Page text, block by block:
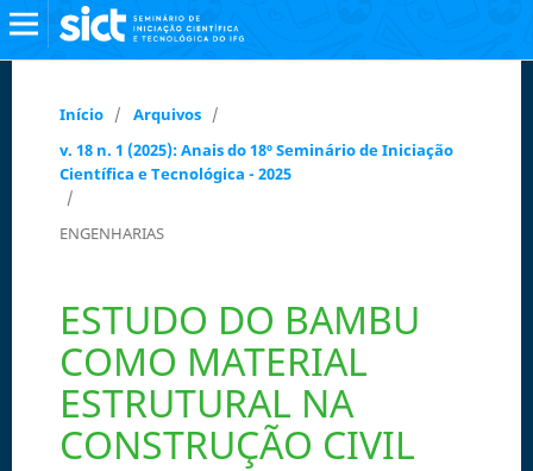
Início / Arquivos /
v. 18 n. 1 (2025): Anais do 18º Seminário de Iniciação
Científica e Tecnológica - 2025
/
ENGENHARIAS
ESTUDO DO BAMBU
COMO MATERIAL
ESTRUTURAL NA
CONSTRUÇÃO CIVIL